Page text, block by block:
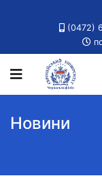
(0472)
Новини